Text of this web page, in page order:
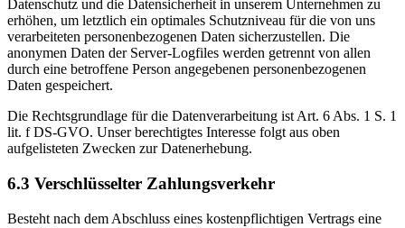
Datenschutz und die Datensicherheit in unserem Unternehmen zu
erhöhen, um letztlich ein optimales Schutzniveau für die von uns
verarbeiteten personenbezogenen Daten sicherzustellen. Die
anonymen Daten der Server-Logfiles werden getrennt von allen
durch eine betroffene Person angegebenen personenbezogenen
Daten gespeichert.
Die Rechtsgrundlage für die Datenverarbeitung ist Art. 6 Abs. 1 S. 1
lit. f DS-GVO. Unser berechtigtes Interesse folgt aus oben
aufgelisteten Zwecken zur Datenerhebung.
6.3 Verschlüsselter Zahlungsverkehr
Besteht nach dem Abschluss eines kostenpflichtigen Vertrags eine